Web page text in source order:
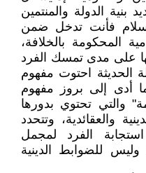
بنية الدولة والمنتمين
فأنت تدخل ضمن
المحكومة بالخلافة،
على مدى تمسك الفرد
الحديثة احتوت مفهوم
أدى إلى بروز مفهوم
والتي تحتوي بدورها
والعقائدية، وتتحدد
الفرد لمجمل
وليس للضوابط الدينية